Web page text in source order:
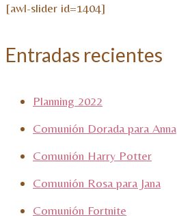
[awl-slider id=1404]
Entradas recientes
Planning 2022
Comunión Dorada para Anna
Comunión Harry Potter
Comunión Rosa para Jana
Comunión Fortnite